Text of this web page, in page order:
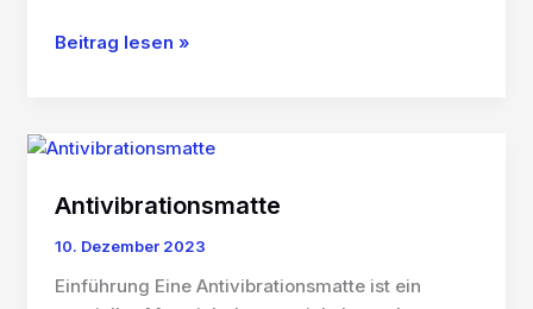
Stichheiler
Beitrag lesen »
Antivibrationsmatte
10. Dezember 2023
Einführung Eine Antivibrationsmatte ist ein